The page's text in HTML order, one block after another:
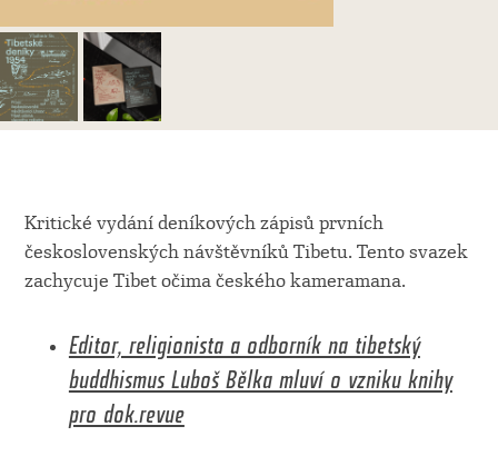
Kritické vydání deníkových zápisů prvních
československých návštěvníků Tibetu. Tento svazek
zachycuje Tibet očima českého kameramana.
Editor, religionista a odborník na tibetský
buddhismus Luboš Bělka mluví o vzniku knihy
pro dok.revue